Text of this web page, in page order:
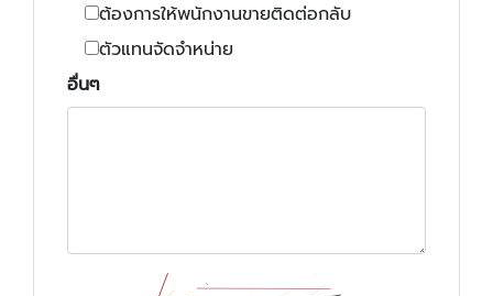
ต้องการให้พนักงานขายติดต่อกลับ
ตัวแทนจัดจำหน่าย
อื่นๆ